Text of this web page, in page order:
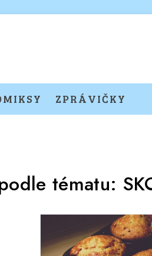
ZPRÁVIČKY
tématu: